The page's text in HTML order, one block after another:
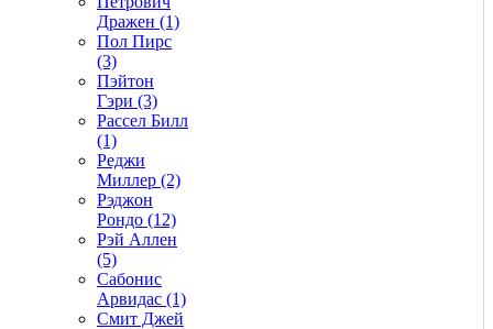
Дражен (1)
Пол Пирс
(3)
Пэйтон
Гэри (3)
Рассел Билл
(1)
Реджи
Миллер (2)
Рэджон
Рондо (12)
Рэй Аллен
(5)
Сабонис
Арвидас (1)
Смит Джей